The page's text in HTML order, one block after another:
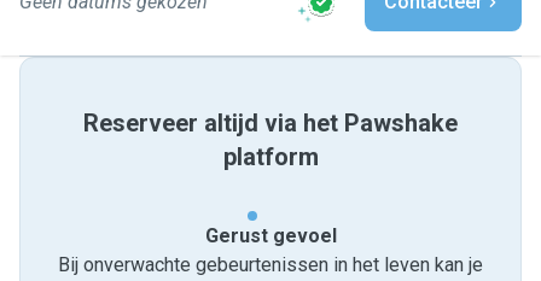
Reserveer altijd via het Pawshake
platform
Gerust gevoel
Bij onverwachte gebeurtenissen in het leven kan je